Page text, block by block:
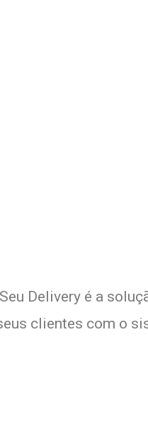
Delivery é a
clientes com o